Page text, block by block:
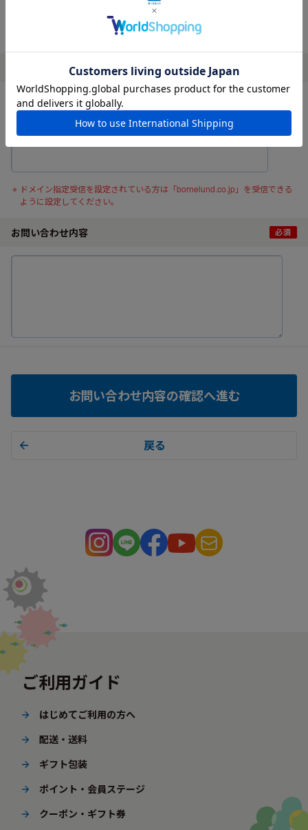
ハイフンなしでご入力ください。
メールアドレス
確認の為、メールアドレスを再度入力してください。
ドメイン指定受信を設定されている方は「bornelund.co.jp」を受信できる
ように設定してください。
お問い合わせ内容
お問い合わせ内容の確認へ進む
戻る
ご利用ガイド
はじめてご利用の方へ
配送・送料
ギフト包装
ポイント・会員ステージ
クーポン・ギフト券